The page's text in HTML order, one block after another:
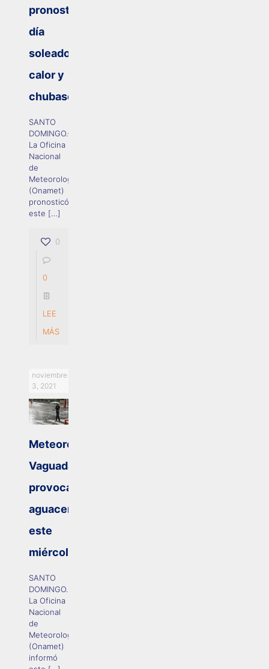
pronostica
día
soleado,
calor y
chubascos
SANTO
DOMINGO.–
La Oficina
Nacional
de
Meteorología
(Onamet)
pronosticó
este […]
0
0
LEE
MÁS
noviembre
3, 2021
Meteorología:
Vaguada
provocará
aguaceros
este
miércoles
SANTO
DOMINGO.-
La Oficina
Nacional
de
Meteorología
(Onamet)
informó